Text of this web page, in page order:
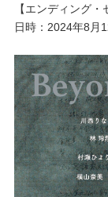
【エンディング
日時：2024年8月